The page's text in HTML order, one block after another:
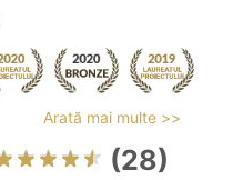
Arată mai multe >>
(28)